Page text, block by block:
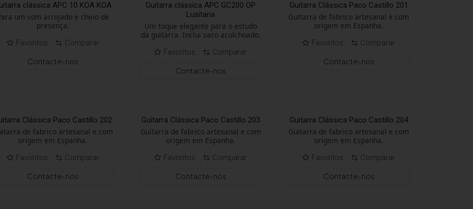
clássica APC 10 KOA KOA
um som arrojado e cheio de
presença.
Favoritos
Comparar
Contacte-nos
Guitarra clássica APC GC200 OP
Lusitana
Um toque elegante para o estudo
da guitarra. Inclui saco acolchoado.
Favoritos
Comparar
Contacte-nos
Guitarra Clássica Paco Castillo 201
Guitarra de fabrico artesanal e com
origem em Espanha.
Favoritos
Comparar
Contacte-nos
Clássica Paco Castillo 202
de fabrico artesanal e com
origem em Espanha.
Favoritos
Comparar
Contacte-nos
Guitarra Clássica Paco Castillo 203
Guitarra de fabrico artesanal e com
origem em Espanha.
Favoritos
Comparar
Contacte-nos
Guitarra Clássica Paco Castillo 204
Guitarra de fabrico artesanal e com
origem em Espanha.
Favoritos
Comparar
Contacte-nos